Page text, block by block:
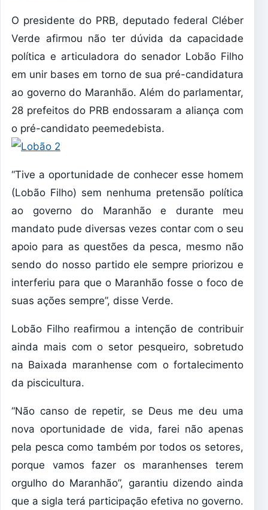
O presidente do PRB, deputado federal Cléber
Verde afirmou não ter dúvida da capacidade
política e articuladora do senador Lobão Filho
em unir bases em torno de sua pré-candidatura
ao governo do Maranhão. Além do parlamentar,
28 prefeitos do PRB endossaram a aliança com
o pré-candidato peemedebista.
“Tive a oportunidade de conhecer esse homem
(Lobão Filho) sem nenhuma pretensão política
ao governo do Maranhão e durante meu
mandato pude diversas vezes contar com o seu
apoio para as questões da pesca, mesmo não
sendo do nosso partido ele sempre priorizou e
interferiu para que o Maranhão fosse o foco de
suas ações sempre”, disse Verde.
Lobão Filho reafirmou a intenção de contribuir
ainda mais com o setor pesqueiro, sobretudo
na Baixada maranhense com o fortalecimento
da piscicultura.
“Não canso de repetir, se Deus me deu uma
nova oportunidade de vida, farei não apenas
pela pesca como também por todos os setores,
porque vamos fazer os maranhenses terem
orgulho do Maranhão”, garantiu dizendo ainda
que a sigla terá participação efetiva no governo.